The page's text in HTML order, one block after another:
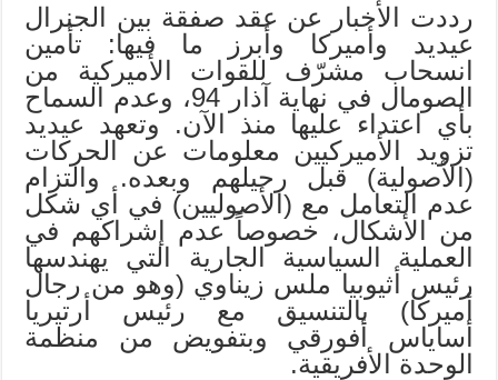
رددت الأخبار عن عقد صفقة بين الجنرال
عيديد وأميركا وأبرز ما فيها: تأمين
انسحاب مشرّف للقوات الأميركية من
الصومال في نهاية آذار 94، وعدم السماح
بأي اعتداء عليها منذ الآن. وتعهد عيديد
تزويد الأميركيين معلومات عن الحركات
(الأصولية) قبل رحيلهم وبعده. والتزام
عدم التعامل مع (الأصوليين) في أي شكل
من الأشكال، خصوصاً عدم إشراكهم في
العملية السياسية الجارية التي يهندسها
رئيس أثيوبيا ملس زيناوي (وهو من رجال
أميركا) بالتنسيق مع رئيس أرتيريا
أساياس أفورقي وبتفويض من منظمة
الوحدة الأفريقية.